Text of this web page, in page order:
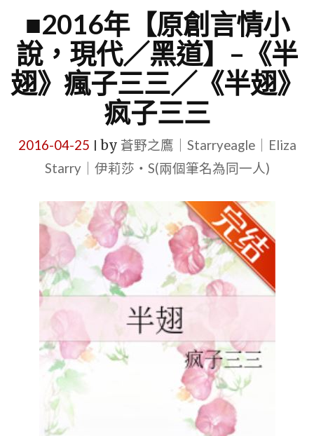
■2016年【原創言情小
說，現代／黑道】–《半
翅》瘋子三三／《半翅》
疯子三三
2016-04-25 by 蒼野之鷹｜Starryeagle｜Eliza
Starry｜伊莉莎・S(兩個筆名為同一人)